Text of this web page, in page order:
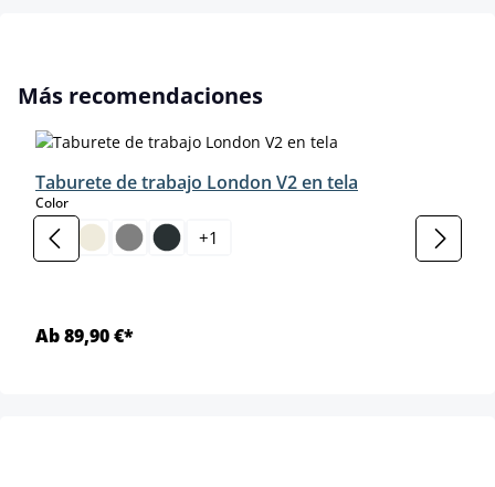
Omitir la galería de productos
Más recomendaciones
Taburete de trabajo London V2 en tela
Colorselect
+1
Ab 89,90 €*